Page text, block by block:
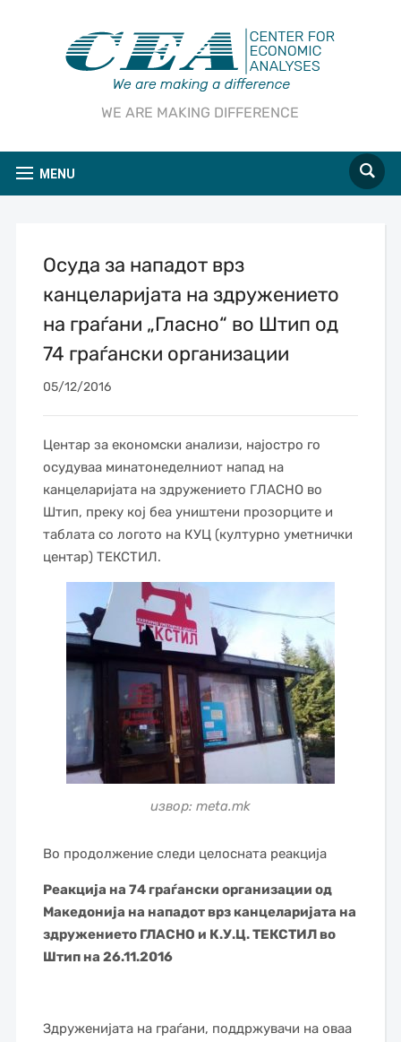
WE ARE MAKING DIFFERENCE
MENU
Осуда за нападот врз
канцеларијата на здружението
на граѓани „Гласно“ во Штип од
74 граѓански организации
05/12/2016
Центар за економски анализи, најостро го
осудуваа минатонеделниот напад на
канцеларијата на здружението ГЛАСНО во
Штип, преку кој беа уништени прозорците и
таблата со логото на КУЦ (културно уметнички
центар) ТЕКСТИЛ.
извор: meta.mk
Во продолжение следи целосната реакција
Реакција на 74 граѓански организации од
Македонија на нападот врз канцеларијата на
здружението ГЛАСНО и К.У.Ц. ТЕКСТИЛ во
Штип на 26.11.2016
Здруженијата на граѓани, поддржувачи на оваа